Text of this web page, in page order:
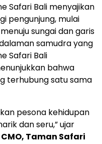
Safari Bali menyajikan
pengunjung, mulai
sungai dan garis
samudra yang
Safari Bali
bahwa
terhubung satu sama
pesona kehidupan
dan seru,” ujar
CMO, Taman Safari